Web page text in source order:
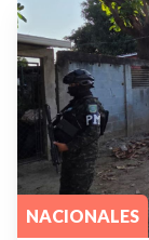
NACIONALES